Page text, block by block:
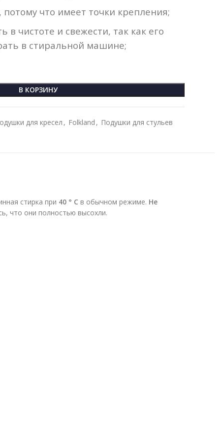
что имеет точки крепления;
в чистоте и свежести, так как его
в стиральной машине;
В КОРЗИНУ
для кресел , Folkland , Подушки для стульев
стирка при 40 ° C в обычном режиме. Не
что они полностью высохли.